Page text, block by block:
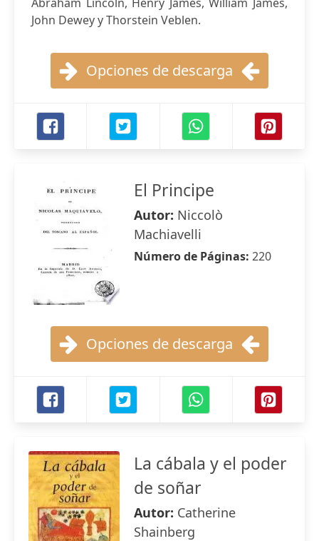
John Dewey y Thorstein Veblen.
Opciones de descarga
El Principe
Autor: Niccolò
Machiavelli
Número de Páginas: 220
Opciones de descarga
La cábala y el poder
de soñar
Autor: Catherine
Shainberg